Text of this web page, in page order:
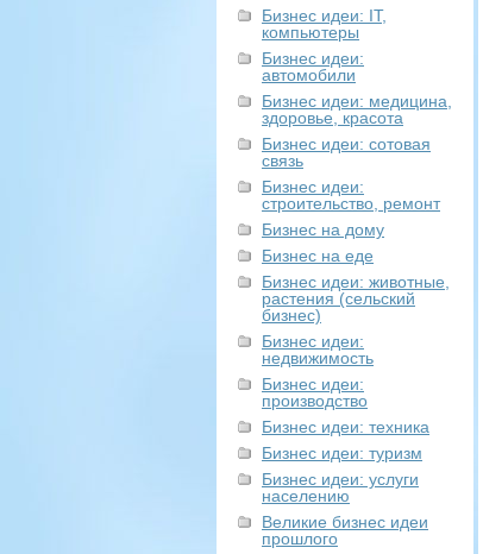
Бизнес идеи: IT,
компьютеры
Бизнес идеи:
автомобили
Бизнес идеи: медицина,
здоровье, красота
Бизнес идеи: сотовая
связь
Бизнес идеи:
строительство, ремонт
Бизнес на дому
Бизнес на еде
Бизнес идеи: животные,
растения (сельский
бизнес)
Бизнес идеи:
недвижимость
Бизнес идеи:
производство
Бизнес идеи: техника
Бизнес идеи: туризм
Бизнес идеи: услуги
населению
Великие бизнес идеи
прошлого